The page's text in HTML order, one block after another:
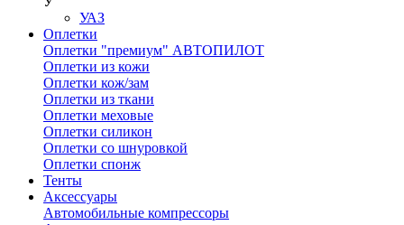
УАЗ
Оплетки
Оплетки "премиум" АВТОПИЛОТ
Оплетки из кожи
Оплетки кож/зам
Оплетки из ткани
Оплетки меховые
Оплетки силикон
Оплетки со шнуровкой
Оплетки спонж
Тенты
Аксессуары
Автомобильные компрессоры